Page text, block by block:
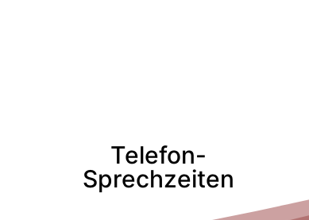
Telefon-
Sprechzeiten